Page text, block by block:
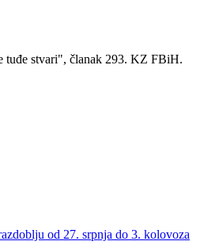
tuđe stvari", članak 293. KZ FBiH.
od 27. srpnja do 3. kolovoza